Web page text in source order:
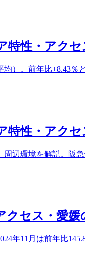
特性・アクセ
）。前年比+8.43
特性・アクセ
辺環境を解説。阪
クセス・愛媛
年11月は前年比